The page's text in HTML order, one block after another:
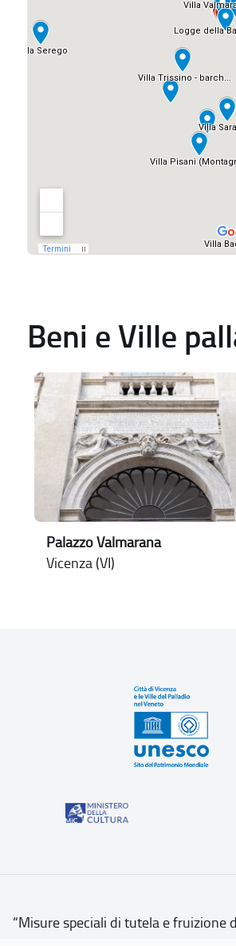
Beni e Ville
Palazzo Valmarana
Vicenza (VI)
“Misure speciali di tutela e fruizione